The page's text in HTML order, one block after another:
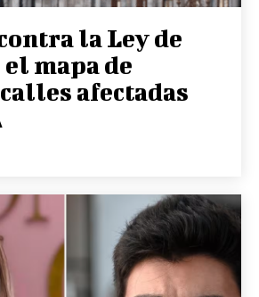
la Ley de
mapa de
afectadas